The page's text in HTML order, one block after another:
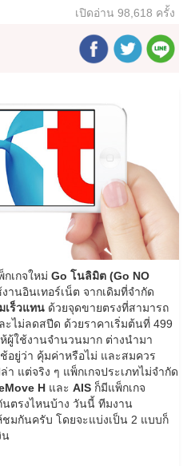
เปิดอ่าน 98,618 ครั้ง
เกจใหม่ Go โนลิมิต (Go NO
านอินเทอร์เน็ต จากเดิมที่จำกัด
เร็วแทน ด้วยจุดขายตรงที่สามารถ
ะไม่ลดสปีด ด้วยราคาเริ่มต้นที่ 499
ผู้ใช้งานจำนวนมาก ต่างนำมา
อยู่ว่า คุ้มค่าหรือไม่ และสมควร
า แต่จริง ๆ แพ็กเกจประเภทไม่จำกัด
H และ AIS ก็มีแพ็กเกจ
ตรงไหนบ้าง วันนี้ ทีมงาน
ชมกันครับ โดยจะแบ่งเป็น 2 แบบก็
น